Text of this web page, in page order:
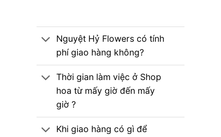
Nguyệt Hỷ Flowers có tính
phí giao hàng không?
Thời gian làm việc ở Shop
hoa từ mấy giờ đến mấy
giờ ?
Khi giao hàng có gì để